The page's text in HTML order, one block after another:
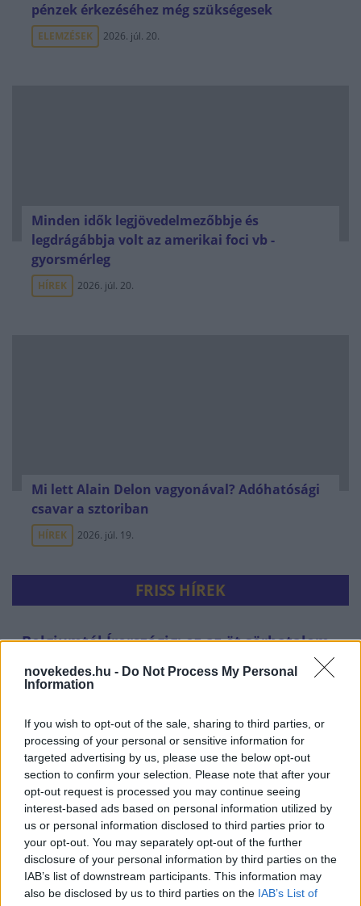
novekedes.hu - Do Not Process My Personal
Information
If you wish to opt-out of the sale, sharing to third parties, or
processing of your personal or sensitive information for
targeted advertising by us, please use the below opt-out
section to confirm your selection. Please note that after your
opt-out request is processed you may continue seeing
interest-based ads based on personal information utilized by
us or personal information disclosed to third parties prior to
your opt-out. You may separately opt-out of the further
disclosure of your personal information by third parties on the
IAB’s list of downstream participants. This information may
also be disclosed by us to third parties on the IAB’s List of
pénzek érkezéséhez még szükségesek
ELEMZÉSEK 2026. júl. 20.
Minden idők legjövedelmezőbbje és
legdrágábbja volt az amerikai foci vb -
gyorsmérleg
HÍREK 2026. júl. 20.
Mi lett Alain Delon vagyonával? Adóhatósági
csavar a sztoriban
HÍREK 2026. júl. 19.
FRISS HÍREK
Belgiumtól Írországig: ez az öt sörhatalom
vezeti az uniós exportot
HÍREK 21 perce
Választási ígéret marad, vagy megvalósítható